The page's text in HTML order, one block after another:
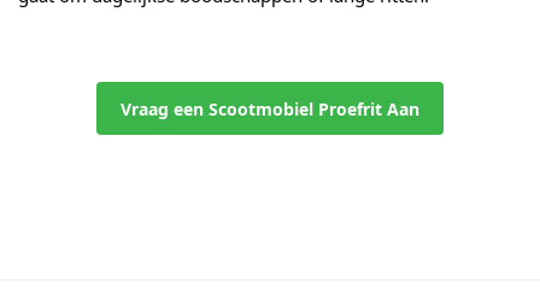
Vraag een Scootmobiel Proefrit Aan